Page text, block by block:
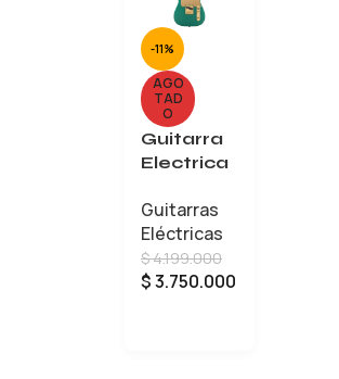
-11%
AGO
TAD
O
Guitarra
Electrica
Squier
40th
Anniversa
ry
Guitarras
Eléctricas
$4.199.000
$3.750.000